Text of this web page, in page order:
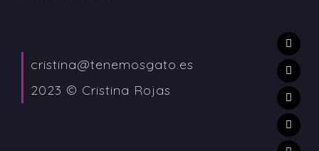
cristina@tenemosgato.es
2023 © Cristina Rojas